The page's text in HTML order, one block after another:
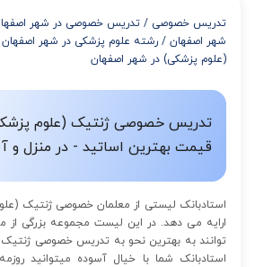
تدریس خصوصی / تدریس خصوصی در شهر
شهر اصفهان / رشته علوم پزشکی در شهر اصفهان
(علوم پزشکی) در شهر اصفهان
تدریس خصوصی ژنتیک (علوم
قیمت بهترین اساتید - در منزل و
استادبانک لیستی از معلمان خصوصی ژنتیک
ارایه می دهد. در این لیست مجموعه بزرگی
توانند به بهترین نحو به تدریس خصوصی ژنتیک
استادبانک شما با خیال آسوده میتوانید